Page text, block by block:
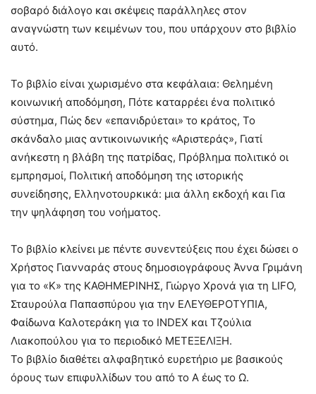
σοβαρό διάλογο και σκέψεις παράλληλες στον
αναγνώστη των κειμένων του, που υπάρχουν στο βιβλίο
αυτό.
Το βιβλίο είναι χωρισμένο στα κεφάλαια: Θελημένη
κοινωνική αποδόμηση, Πότε καταρρέει ένα πολιτικό
σύστημα, Πώς δεν «επανιδρύεται» το κράτος, Το
σκάνδαλο μιας αντικοινωνικής «Αριστεράς», Γιατί
ανήκεστη η βλάβη της πατρίδας, Πρόβλημα πολιτικό οι
εμπρησμοί, Πολιτική αποδόμηση της ιστορικής
συνείδησης, Ελληνοτουρκικά: μια άλλη εκδοχή και Για
την ψηλάφηση του νοήματος.
Το βιβλίο κλείνει με πέντε συνεντεύξεις που έχει δώσει ο
Χρήστος Γιανναράς στους δημοσιογράφους Άννα Γριμάνη
για το «Κ» της ΚΑΘΗΜΕΡΙΝΗΣ, Γιώργο Χρονά για τη LIFO,
Σταυρούλα Παπασπύρου για την ΕΛΕΥΘΕΡΟΤΥΠΙΑ,
Φαίδωνα Καλοτεράκη για το INDEX και Τζούλια
Λιακοπούλου για το περιοδικό ΜΕΤΕΞΕΛΙΞΗ.
Το βιβλίο διαθέτει αλφαβητικό ευρετήριο με βασικούς
όρους των επιφυλλίδων του από το Α έως το Ω.